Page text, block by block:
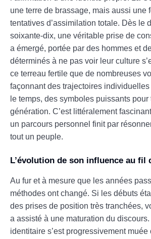
une terre de brassage, mais aussi une
tentatives d’assimilation totale. Dès le
soixante-dix, une véritable prise de
a émergé, portée par des hommes et
déterminés à ne pas voir leur culture
ce terreau fertile que de nombreuses
façonnant des trajectoires
le temps, des symboles puissants pour
génération. C’est littéralement
un parcours personnel finit par
tout un peuple.
L’évolution de son influence au fil
Au fur et à mesure que les années
méthodes ont changé. Si les débuts
des prises de position très tranchées,
a assisté à une maturation du
identitaire s’est progressivement